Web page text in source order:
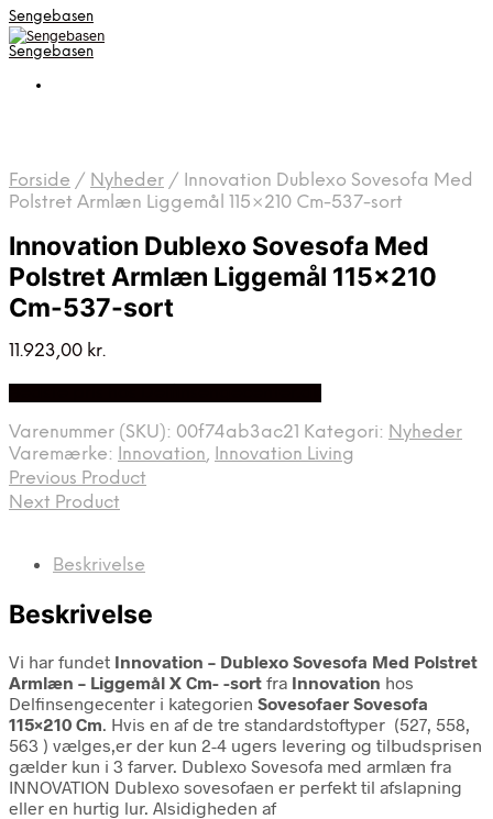
Sengebasen
Sengebasen
Forside / Nyheder / Innovation Dublexo Sovesofa Med
Polstret Armlæn Liggemål 115×210 Cm-537-sort
Innovation Dublexo Sovesofa Med
Polstret Armlæn Liggemål 115×210
Cm-537-sort
11.923,00 kr.
Varenummer (SKU): 00f74ab3ac21 Kategori: Nyheder
Varemærke: Innovation, Innovation Living
Previous Product
Next Product
Beskrivelse
Beskrivelse
Vi har fundet Innovation – Dublexo Sovesofa Med Polstret
Armlæn – Liggemål X Cm- -sort fra Innovation hos
Delfinsengecenter i kategorien Sovesofaer Sovesofa
115×210 Cm. Hvis en af de tre standardstoftyper (527, 558,
563 ) vælges,er der kun 2-4 ugers levering og tilbudsprisen
gælder kun i 3 farver. Dublexo Sovesofa med armlæn fra
INNOVATION Dublexo sovesofaen er perfekt til afslapning
eller en hurtig lur. Alsidigheden af